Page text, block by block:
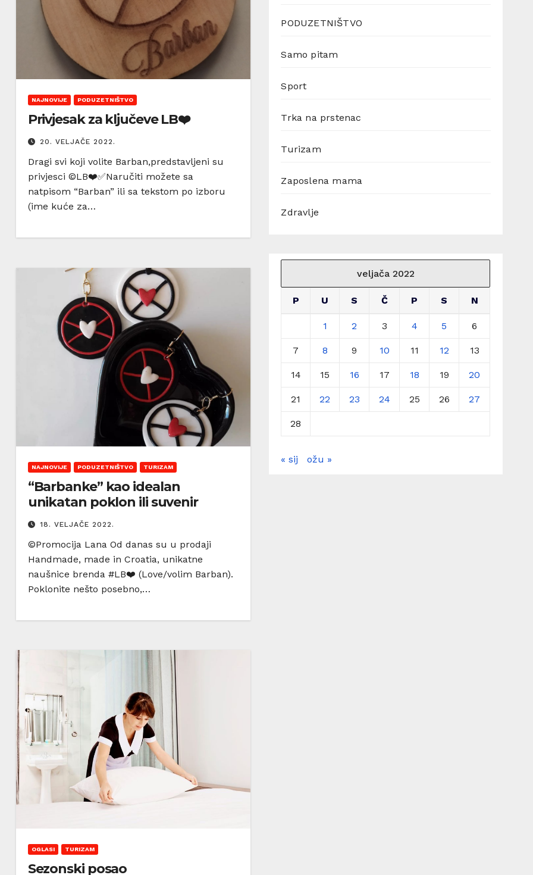
NAJNOVIJE PODUZETNIŠTVO
Privjesak za ključeve LB❤️
20. VELJAČE 2022.
Dragi svi koji volite Barban,predstavljeni su
privjesci ©️LB❤️✅Naručiti možete sa
natpisom “Barban” ili sa tekstom po izboru
(ime kuće za…
NAJNOVIJE PODUZETNIŠTVO TURIZAM
“Barbanke” kao idealan
unikatan poklon ili suvenir
18. VELJAČE 2022.
©️Promocija Lana Od danas su u prodaji
Handmade, made in Croatia, unikatne
naušnice brenda #LB❤️ (Love/volim Barban).
Poklonite nešto posebno,…
OGLASI TURIZAM
Sezonski posao
PODUZETNIŠTVO
Samo pitam
Sport
Trka na prstenac
Turizam
Zaposlena mama
Zdravlje
veljača 2022
P U S Č P S N
1 2 3 4 5 6
7 8 9 10 11 12 13
14 15 16 17 18 19 20
21 22 23 24 25 26 27
28
« sij ožu »